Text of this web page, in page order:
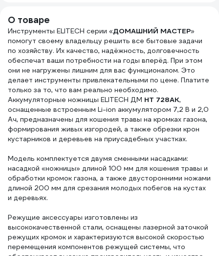
О товаре
Инструменты ELITECH серии «ДОМАШНИЙ МАCТЕР»
помогут своему владельцу решить все бытовые задачи
по хозяйству. Их качество, надёжность, долговечность
обеспечат ваши потребности на годы вперёд. При этом
они не нагружены лишним для вас функционалом. Это
делает инструменты привлекательными по цене. Платите
только за то, что вам реально необходимо.
Аккумуляторные ножницы ELITECH ДМ НТ 728АК,
оснащенные встроенным Li-ion аккумулятором 7,2 В и 2,0
Ач, предназначены для кошения травы на кромках газона,
формирования живых изгородей, а также обрезки крон
кустарников и деревьев на приусадебных участках.
Модель комплектуется двумя сменными насадками:
насадкой «ножницы» длиной 100 мм для кошения травы и
обработки кромок газона, а также двусторонними ножами
длиной 200 мм для срезания молодых побегов на кустах
и деревьях.
Режущие аксессуары изготовлены из
высококачественной стали, оснащены лазерной заточкой
режущих кромок и характеризуются высокой скоростью
перемещения компонентов режущей системы, что